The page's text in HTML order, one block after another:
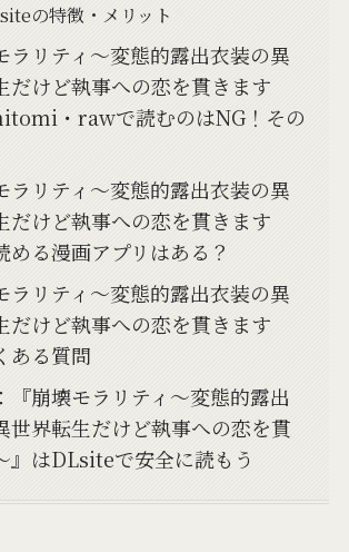
の特徴・メリット
ラリティ～変態的露出衣装の異
だけど執事への恋を貫きます
・rawで読むのはNG！その
ラリティ～変態的露出衣装の異
だけど執事への恋を貫きます
める漫画アプリはある？
ラリティ～変態的露出衣装の異
だけど執事への恋を貫きます
ある質問
『崩壊モラリティ～変態的露出
世界転生だけど執事への恋を貫
』はDLsiteで安全に読もう